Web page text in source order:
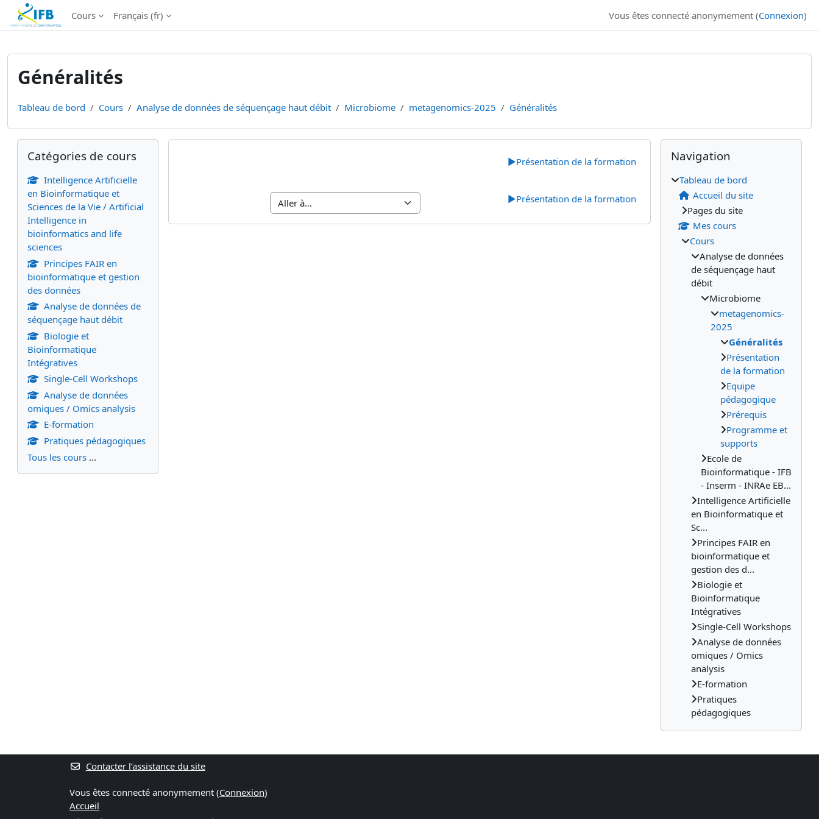
Institut Français de Bioinformatique - Les formations
Passer au contenu principal
Cours Français ‎(fr)‎ Vous êtes connecté anonymement (Connexion)
Généralités
Tableau de bord Cours Analyse de données de séquençage haut débit Microbiome metagenomics-2025 Généralités
▶︎Présentation de la formation
▶︎Présentation de la formation
Blocs
Passer Catégories de cours
Catégories de cours
Intelligence Artificielle
en Bioinformatique et
Sciences de la Vie / Artificial
Intelligence in
bioinformatics and life
sciences
Principes FAIR en
bioinformatique et gestion
des données
Analyse de données de
séquençage haut débit
Biologie et
Bioinformatique
Intégratives
Single-Cell Workshops
Analyse de données
omiques / Omics analysis
E-formation
Pratiques pédagogiques
Tous les cours ...
Blocs
Passer Navigation
Navigation
Tableau de bord
Accueil du site
Pages du site
Mes cours
Cours
Analyse de données
de séquençage haut
débit
Microbiome
metagenomics-
2025
Généralités
Présentation
de la formation
Equipe
pédagogique
Prérequis
Programme et
supports
Ecole de
Bioinformatique - IFB
- Inserm - INRAe EB...
Intelligence Artificielle
en Bioinformatique et
Sc...
Principes FAIR en
bioinformatique et
gestion des d...
Biologie et
Bioinformatique
Intégratives
Single-Cell Workshops
Analyse de données
omiques / Omics
analysis
E-formation
Pratiques
pédagogiques
Contacter l’assistance du site
Vous êtes connecté anonymement (Connexion)
Accueil